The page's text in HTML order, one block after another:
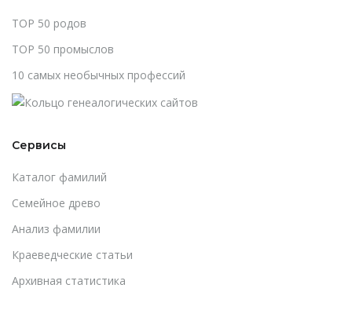
TOP 50 родов
TOP 50 промыслов
10 самых необычных профессий
Сервисы
Каталог фамилий
Cемейное древо
Анализ фамилии
Краеведческие статьи
Архивная статистика